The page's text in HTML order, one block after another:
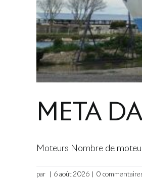
META
Moteurs Nombre de
par 6 août 2026 0